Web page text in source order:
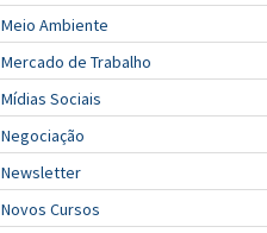
Meio Ambiente
Mercado de Trabalho
Mídias Sociais
Negociação
Newsletter
Novos Cursos